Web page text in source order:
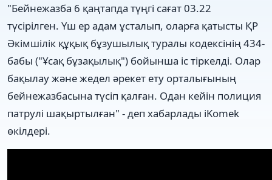
"Бейнежазба 6 қаңтапда түңгі сағат 03.22
түсірілген. Үш ер адам ұсталып, оларға қатысты ҚР
Әкімшілік құқық бұзушылық туралы кодексінің 434-
бабы ("Ұсақ бұзақылық") бойынша іс тіркелді. Олар
бақылау және жедел әрекет ету орталығының
бейнежазбасына түсіп қалған. Одан кейін полиция
патрулі шақыртылған" - деп хабарлады iKomek
өкілдері.